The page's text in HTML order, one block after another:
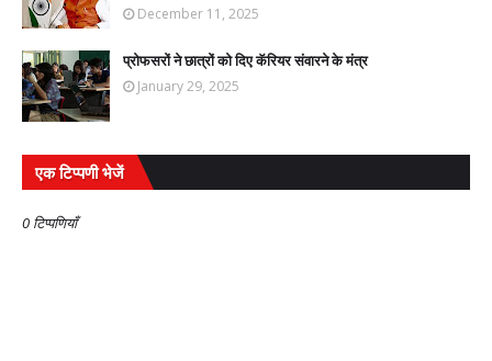
December 11, 2025
प्रोफसरों ने छात्रों को दिए कॅरियर संवारने के मंत्र
January 29, 2025
एक टिप्पणी भेजें
0 टिप्पणियाँ